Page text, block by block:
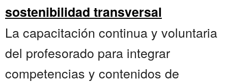
sostenibilidad transversal
La capacitación continua y voluntaria
del profesorado para integrar
competencias y contenidos de